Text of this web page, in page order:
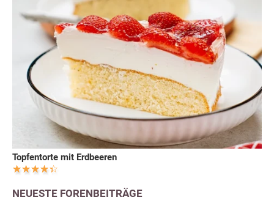
Topfentorte mit Erdbeeren
NEUESTE FORENBEITRÄGE